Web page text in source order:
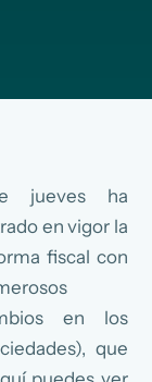
jueves ha
en vigor la
fiscal con
en los
que